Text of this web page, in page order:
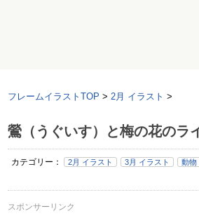
フレームイラストTOP > 2月 イラスト >
鶯（うぐいす）と梅の花のラ
カテゴリー： 2月 イラスト 3月 イラスト 動物
スポンサーリンク